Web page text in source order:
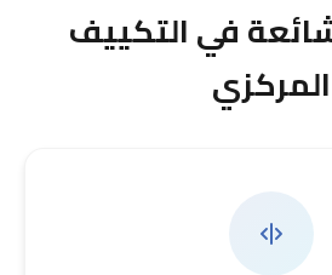
في التكييف
المركزي